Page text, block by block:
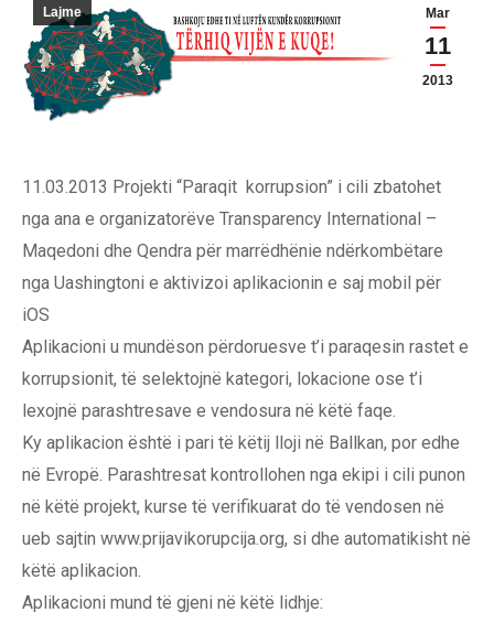
Mar
11
2013
Lajme
11.03.2013 Projekti “Paraqit korrupsion” i cili zbatohet
nga ana e organizatorëve Transparency International –
Maqedoni dhe Qendra për marrëdhënie ndërkombëtare
nga Uashingtoni e aktivizoi aplikacionin e saj mobil për
iOS
Aplikacioni u mundëson përdoruesve t’i paraqesin rastet e
korrupsionit, të selektojnë kategori, lokacione ose t’i
lexojnë parashtresave e vendosura në këtë faqe.
Ky aplikacion është i pari të këtij lloji në Ballkan, por edhe
në Evropë. Parashtresat kontrollohen nga ekipi i cili punon
në këtë projekt, kurse të verifikuarat do të vendosen në
ueb sajtin www.prijavikorupcija.org, si dhe automatikisht në
këtë aplikacion.
Aplikacioni mund të gjeni në këtë lidhje: